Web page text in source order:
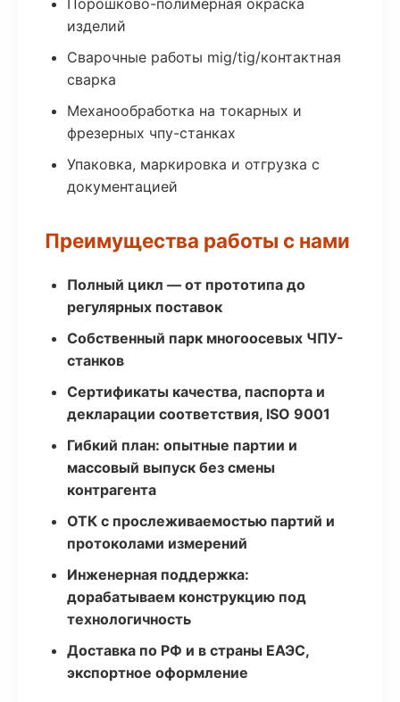
Порошково-полимерная окраска
изделий
Сварочные работы mig/tig/контактная
сварка
Механообработка на токарных и
фрезерных чпу-станках
Упаковка, маркировка и отгрузка с
документацией
Преимущества работы с нами
Полный цикл — от прототипа до
регулярных поставок
Собственный парк многоосевых ЧПУ-
станков
Сертификаты качества, паспорта и
декларации соответствия, ISO 9001
Гибкий план: опытные партии и
массовый выпуск без смены
контрагента
ОТК с прослеживаемостью партий и
протоколами измерений
Инженерная поддержка:
дорабатываем конструкцию под
технологичность
Доставка по РФ и в страны ЕАЭС,
экспортное оформление